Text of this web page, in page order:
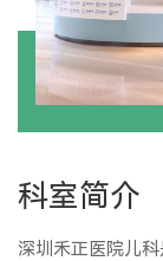
科室简介
深圳禾正医院儿